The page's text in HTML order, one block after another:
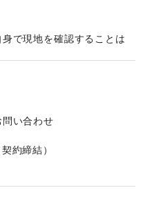
で現地を確認することは
い合わせ
約締結）